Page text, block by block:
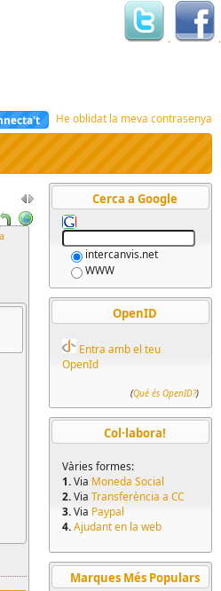
. .
He oblidat la meva contrasenya
Cerca a Google
intercanvis.net
WWW
OpenID
Entra amb el teu
OpenId
(Qué és OpenID?)
Col·labora!
Vàries formes:
1.Via Moneda Social
2.ViaTransferència a CC
3.Via Paypal
4.Ajudant en la web
Marques Més Populars